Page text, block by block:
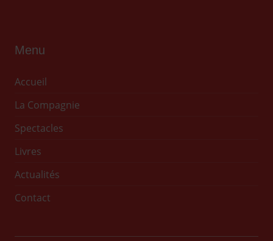
Menu
Accueil
La Compagnie
Spectacles
Livres
Actualités
Contact